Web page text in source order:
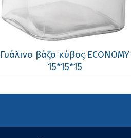
Γυάλινο βάζο κύβος ECONOMY
15*15*15